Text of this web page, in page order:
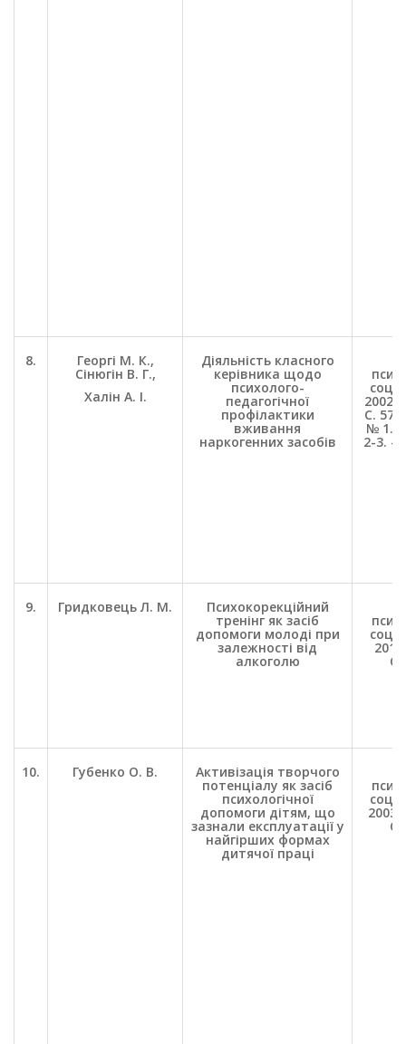
8. Георгі М. К.,
Сінюгін В. Г.,
Халін А. І.
Діяльність класного
керівника щодо
психолого-
педагогічної
профілактики
вживання
наркогенних засобів
соц.
2002.
С. 57-
№ 1.
2-3. –
9. Гридковець Л. М. Психокорекційний
тренінг як засіб
допомоги молоді при
залежності від
алкоголю
соц.
С.
10. Губенко О. В. Активізація творчого
потенціалу як засіб
психологічної
допомоги дітям, що
зазнали експлуатації у
найгірших формах
дитячої праці
соц.
С.